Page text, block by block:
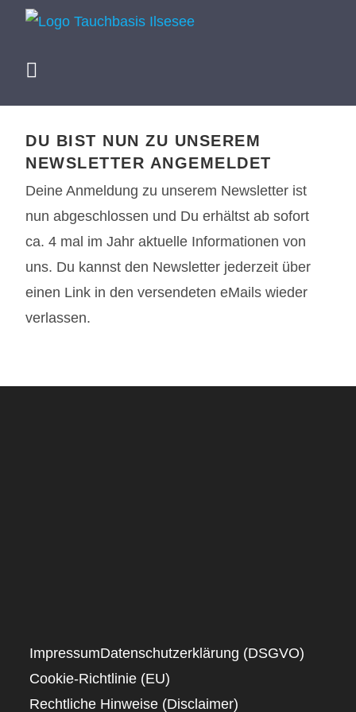
DU BIST NUN ZU UNSEREM
NEWSLETTER ANGEMELDET
Deine Anmeldung zu unserem Newsletter ist
nun abgeschlossen und Du erhältst ab sofort
ca. 4 mal im Jahr aktuelle Informationen von
uns. Du kannst den Newsletter jederzeit über
einen Link in den versendeten eMails wieder
verlassen.
ImpressumDatenschutzerklärung (DSGVO)
Cookie-Richtlinie (EU)
Rechtliche Hinweise (Disclaimer)